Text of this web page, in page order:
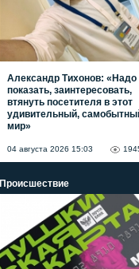
Александр Тихонов: «Надо
показать, заинтересовать,
втянуть посетителя в этот
удивительный,
мир»
04 августа 2026 15:03
Происшествие